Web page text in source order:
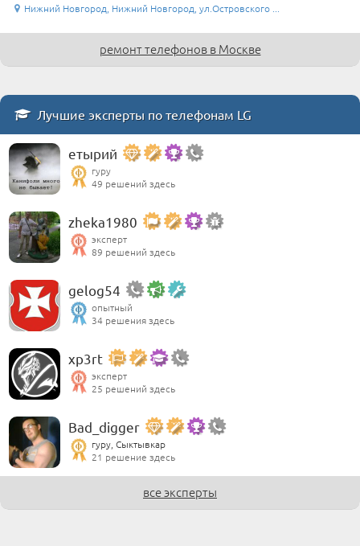
Нижний Новгород, Нижний Новгород, ул.Островского ...
ремонт телефонов в Москве
Лучшие эксперты по телефонам LG
етырий
гуру
49 решений здесь
zheka1980
эксперт
89 решений здесь
gelog54
опытный
34 решения здесь
xp3rt
эксперт
25 решений здесь
Bad_digger
гуру, Сыктывкар
21 решение здесь
все эксперты